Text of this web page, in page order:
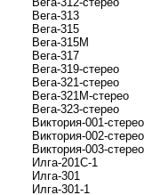
Вега-313
Вега-315
Вега-315М
Вега-317
Вега-319-стерео
Вега-321-стерео
Вега-321М-стерео
Вега-323-стерео
Виктория-001-стерео
Виктория-002-стерео
Виктория-003-стерео
Илга-201С-1
Илга-301
Илга-301-1